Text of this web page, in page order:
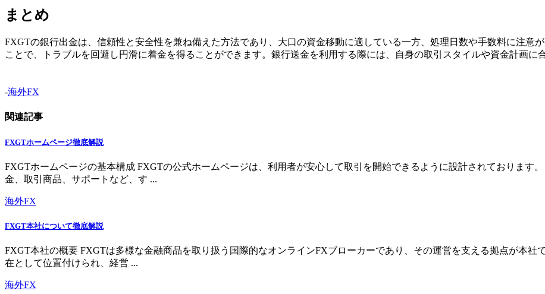
まとめ
FXGTの銀行出金は、信頼性と安全性を兼ね備えた方法であり、大口の資金移動に適している一方、処理日数や手数料に注意
ことで、トラブルを回避し円滑に着金を得ることができます。銀行送金を利用する際には、自身の取引スタイルや資金計画に
-海外FX
関連記事
FXGTホームページ徹底解説
FXGTホームページの基本構成 FXGTの公式ホームページは、利用者が安心して取引を開始できるように設計されております
金、取引商品、サポートなど、す ...
海外FX
FXGT本社について徹底解説
FXGT本社の概要 FXGTは多様な金融商品を取り扱う国際的なオンラインFXブローカーであり、その運営を支える拠点が本社
在として位置付けられ、経営 ...
海外FX